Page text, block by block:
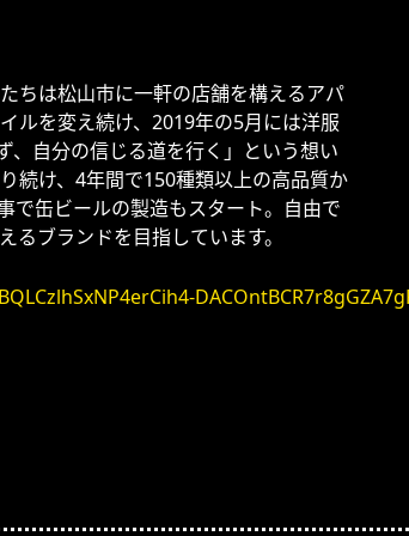
ちは松山市に一軒の店舗を構えるアパ
ルを変え続け、2019年の5月には洋服
自分の信じる道を行く」という想い
続け、4年間で150種類以上の高品質か
で缶ビールの製造もスタート。自由で
ブランドを目指しています。